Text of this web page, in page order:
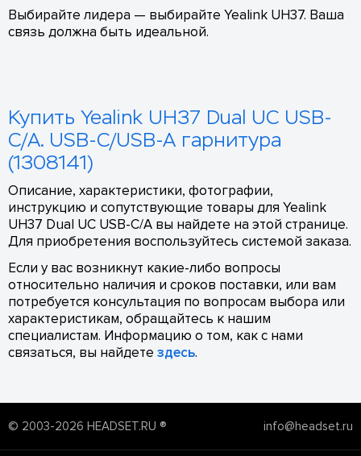
Выбирайте лидера — выбирайте Yealink UH37. Ваша
связь должна быть идеальной.
Купить Yealink UH37 Dual UC USB-
C/A. USB-C/USB-A гарнитура
(1308141)
Описание, характеристики, фотографии,
инструкцию и сопутствующие товары для Yealink
UH37 Dual UC USB-C/A вы найдете на этой странице.
Для приобретения воспользуйтесь системой заказа.
Если у вас возникнут какие-либо вопросы
относительно наличия и сроков поставки, или вам
потребуется консультация по вопросам выбора или
характеристикам, обращайтесь к нашим
специалистам. Информацию о том, как с нами
связаться, вы найдете здесь.
© 2003-2026 HEADSET.RU ® info@headset.ru